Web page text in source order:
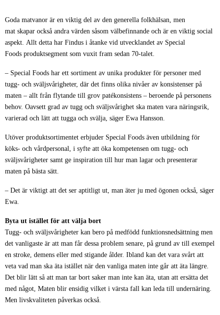
Goda matvanor är en viktig del av den generella folkhälsan, men
mat skapar också andra värden såsom välbefinnande och är en viktig social
aspekt. Allt detta har Findus i åtanke vid utvecklandet av Special
Foods produktsegment som vuxit fram sedan 70-talet.
– Special Foods har ett sortiment av unika produkter för personer med
tugg- och sväljsvårigheter, där det finns olika nivåer av konsistenser på
maten – allt från flytande till grov patékonsistens – beroende på personens
behov. Oavsett grad av tugg och sväljsvårighet ska maten vara näringsrik,
varierad och lätt att tugga och svälja, säger Ewa Hansson.
Utöver produktsortimentet erbjuder Special Foods även utbildning för
köks- och vårdpersonal, i syfte att öka kompetensen om tugg- och
sväljsvårigheter samt ge inspiration till hur man lagar och presenterar
maten på bästa sätt.
– Det är viktigt att det ser aptitligt ut, man äter ju med ögonen också, säger
Ewa.
Byta ut istället för att välja bort
Tugg- och sväljsvårigheter kan bero på medfödd funktionsnedsättning men
det vanligaste är att man får dessa problem senare, på grund av till exempel
en stroke, demens eller med stigande ålder. Ibland kan det vara svårt att
veta vad man ska äta istället när den vanliga maten inte går att äta längre.
Det blir lätt så att man tar bort saker man inte kan äta, utan att ersätta det
med något, Maten blir ensidig vilket i värsta fall kan leda till undernäring.
Men livskvaliteten påverkas också.